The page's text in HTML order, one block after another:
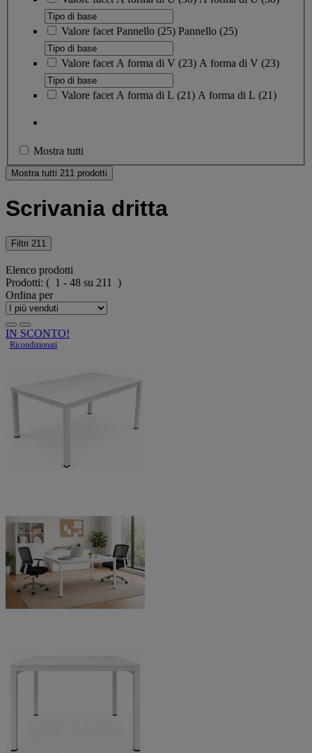
Valore facet Pannello (25) Pannello (25)
Valore facet A forma di V (23) A forma di V (23)
Valore facet A forma di L (21) A forma di L (21)
Mostra tutti
Mostra tutti 211 prodotti
Scrivania dritta
Filtri 211
Elenco prodotti
Prodotti: ( 1 - 48 su 211 )
Ordina per
IN SCONTO!